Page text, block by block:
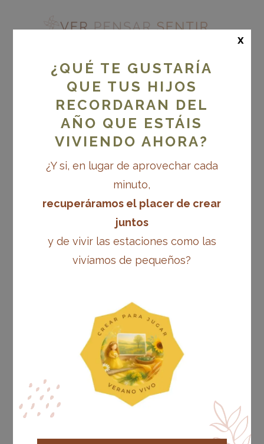
ESENCIA, VOLVER A
LO ESENCIAL EN
EDUCACIÓN INFANTIL
¿QUÉ TE GUSTARÍA
QUE TUS HIJOS
RECORDARAN DEL
AÑO QUE ESTÁIS
VIVIENDO AHORA?
¿Y si, en lugar de aprovechar cada
minuto,
recuperáramos el placer de crear
juntos
y de vivir las estaciones como las
vivíamos de pequeños?
x